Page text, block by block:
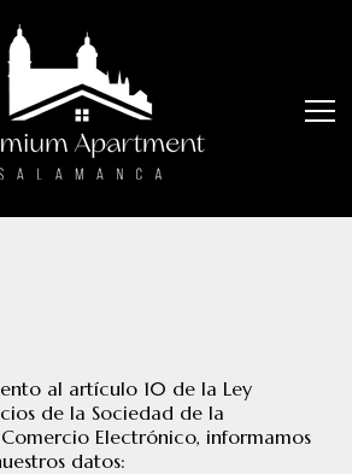
al artículo 10 de la Ley
de la Sociedad de la
Electrónico, informamos
datos: